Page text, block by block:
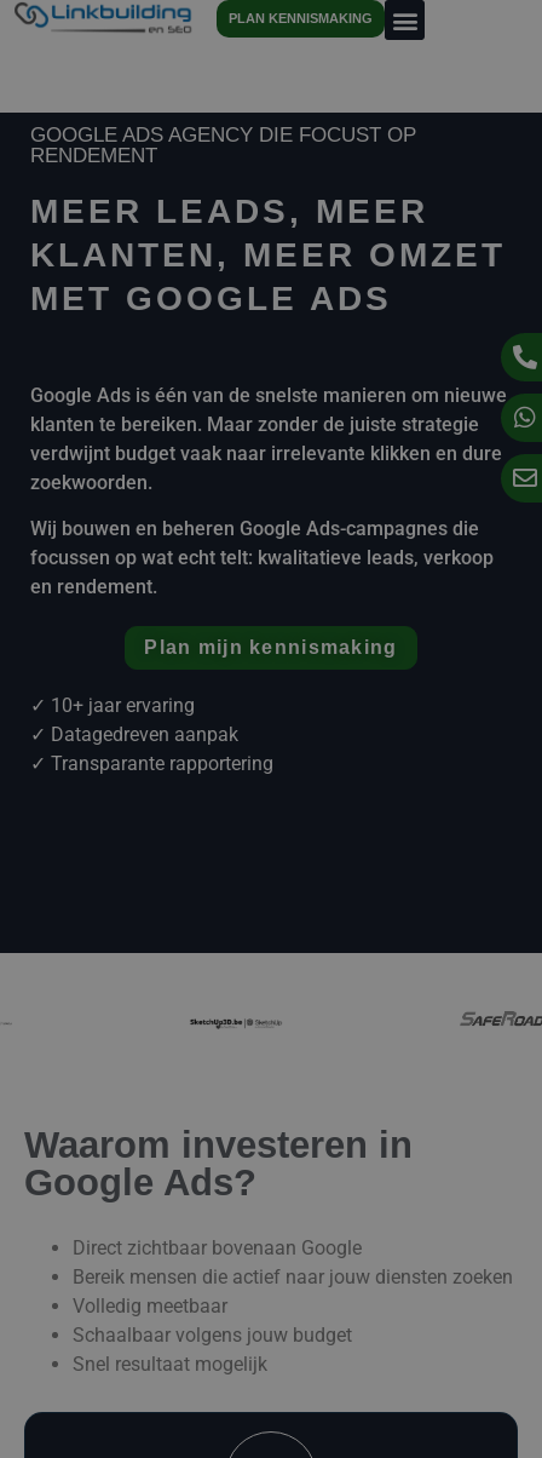
PLAN KENNISMAKING
GOOGLE ADS AGENCY DIE FOCUST OP
RENDEMENT
MEER LEADS, MEER
KLANTEN, MEER OMZET
MET GOOGLE ADS
Google Ads is één van de snelste manieren om nieuwe
klanten te bereiken. Maar zonder de juiste strategie
verdwijnt budget vaak naar irrelevante klikken en dure
zoekwoorden.
Wij bouwen en beheren Google Ads-campagnes die
focussen op wat echt telt: kwalitatieve leads, verkoop
en rendement.
Plan mijn kennismaking
✓ 10+ jaar ervaring
✓ Datagedreven aanpak
✓ Transparante rapportering
Waarom investeren in
Google Ads?
Direct zichtbaar bovenaan Google
Bereik mensen die actief naar jouw diensten zoeken
Volledig meetbaar
Schaalbaar volgens jouw budget
Snel resultaat mogelijk